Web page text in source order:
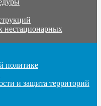
нестационарных
политике
и защита территорий